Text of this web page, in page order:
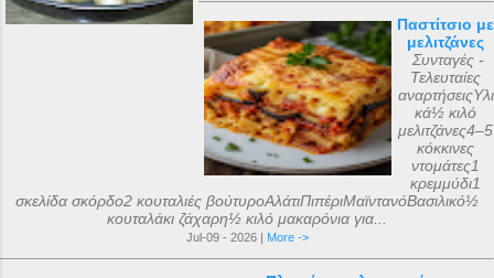
Παστίτσιο με
μελιτζάνες
Συνταγές -
Τελευταίες
αναρτήσειςΥλι
κά½ κιλό
μελιτζάνες4–5
κόκκινες
ντομάτες1
κρεμμύδι1
σκελίδα σκόρδο2 κουταλιές βούτυροΑλάτιΠιπέριΜαϊντανόΒασιλικό½
κουταλάκι ζάχαρη½ κιλό μακαρόνια για...
Jul-09 - 2026 | More ->